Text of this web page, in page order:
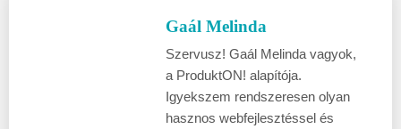
Gaál Melinda
Szervusz! Gaál Melinda vagyok,
a ProduktON! alapítója.
Igyekszem rendszeresen olyan
hasznos webfejlesztéssel és